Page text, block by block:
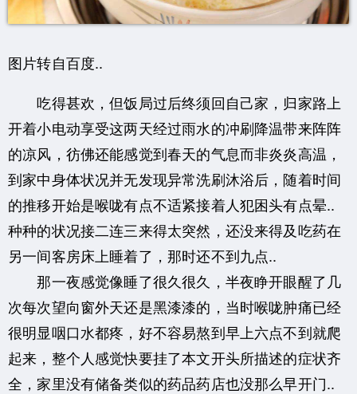
图片转自百度..
吃得甚欢，但饭局过后终须回自己家，归家路上
开着小电动享受这两天经过雨水的冲刷降温带来阵阵
的凉风，彷佛还能感觉到春天的气息而非炎炎高温，
到家中身体状况并无发现异常洗刷沐浴后，随着时间
的推移开始是喉咙有点不适紧接着人犯困头有点晕..
种种的状况接二连三来得太突然，还没来得及吃药在
另一间客房床上睡着了，那时还不到九点..
那一夜感觉像睡了很久很久，半夜睁开眼醒了几
次每次望向窗外天还是黑漆漆的，当时喉咙肿痛已经
很明显咽口水都疼，好不容易熬到早上六点不到就爬
起来，整个人感觉快要挂了本文开头所描述的症状齐
全，家里没有储备类似的药品药店也没那么早开门..